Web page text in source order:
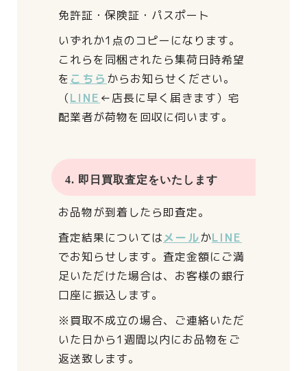
免許証・保険証・パスポート
いずれか1点のコピーになります。
これらを同梱されたら集荷日時希望
を こちら からお知らせください。
（LINE ←店長に早く届きます） 宅
配業者が荷物を回収に伺います。
4. 即日買取査定をいたします
お品物が到着したら即査定。
査定結果についてはメールかLINE
でお知らせします。 査定金額にご満
足いただけた場合は、 お客様の銀行
口座に振込します。
※買取不成立の場合、 ご連絡いただ
いた日から1週間以内にお品物をご
返送致します。